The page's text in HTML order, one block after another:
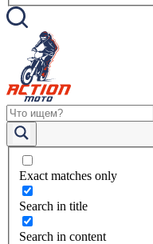
Exact matches only
Search in title
Search in content